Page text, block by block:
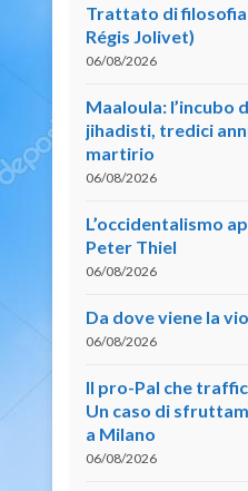
Trattato di filosofia
Régis Jolivet)
06/08/2026
Maaloula: l’incubo
jihadisti, tredici
martirio
06/08/2026
L’occidentalismo
Peter Thiel
06/08/2026
Da dove viene la
06/08/2026
Il pro-Pal che
Un caso di
a Milano
06/08/2026